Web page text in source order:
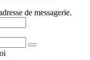
de messagerie.